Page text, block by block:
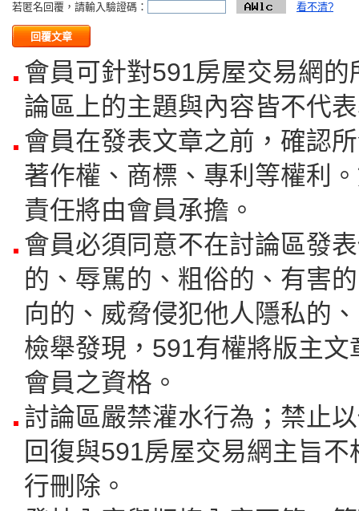
若匿名回覆，請輸入驗證碼：
看不清?
會員可針對591房屋交易網
論區上的主題與內容皆不代
會員在發表文章之前，確認
著作權、商標、專利等權利
責任將由會員承擔。
會員必須同意不在討論區發
的、辱駡的、粗俗的、有害
向的、威脅侵犯他人隱私的
檢舉發現，591有權將版主
會員之資格。
討論區嚴禁灌水行為；禁止
回復與591房屋交易網主旨
行刪除。